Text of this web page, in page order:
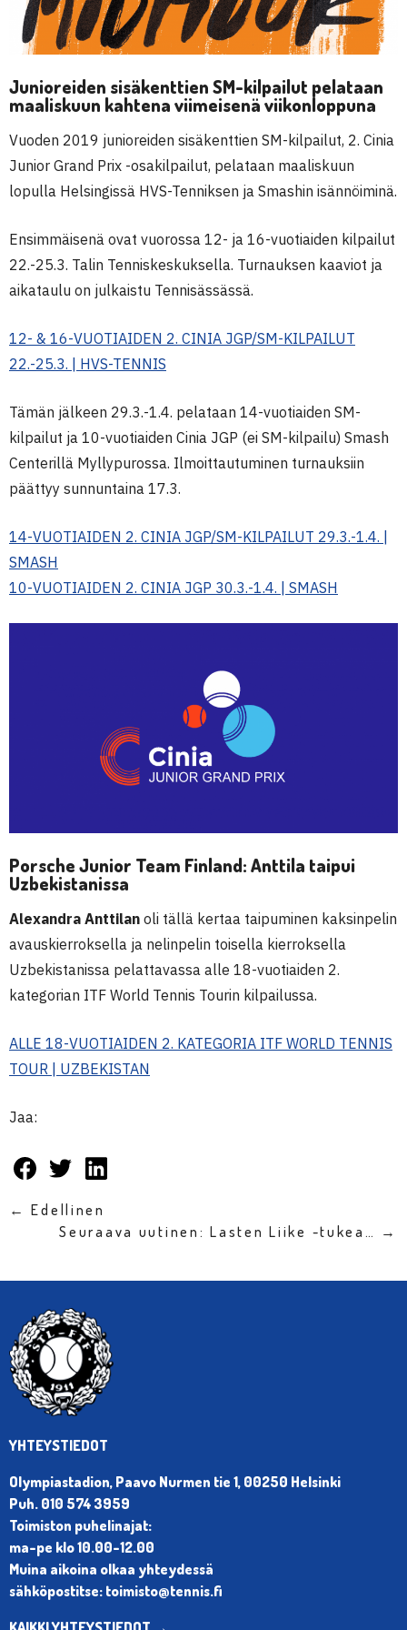
Junioreiden sisäkenttien SM-kilpailut pelataan
maaliskuun kahtena viimeisenä viikonloppuna
Vuoden 2019 junioreiden sisäkenttien SM-kilpailut, 2. Cinia
Junior Grand Prix -osakilpailut, pelataan maaliskuun
lopulla Helsingissä HVS-Tenniksen ja Smashin isännöiminä.
Ensimmäisenä ovat vuorossa 12- ja 16-vuotiaiden kilpailut
22.-25.3. Talin Tenniskeskuksella. Turnauksen kaaviot ja
aikataulu on julkaistu Tennisässässä.
12- & 16-VUOTIAIDEN 2. CINIA JGP/SM-KILPAILUT
22.-25.3. | HVS-TENNIS
Tämän jälkeen 29.3.-1.4. pelataan 14-vuotiaiden SM-
kilpailut ja 10-vuotiaiden Cinia JGP (ei SM-kilpailu) Smash
Centerillä Myllypurossa. Ilmoittautuminen turnauksiin
päättyy sunnuntaina 17.3.
14-VUOTIAIDEN 2. CINIA JGP/SM-KILPAILUT 29.3.-1.4. |
SMASH
10-VUOTIAIDEN 2. CINIA JGP 30.3.-1.4. | SMASH
Porsche Junior Team Finland: Anttila taipui
Uzbekistanissa
Alexandra Anttilan oli tällä kertaa taipuminen kaksinpelin
avauskierroksella ja nelinpelin toisella kierroksella
Uzbekistanissa pelattavassa alle 18-vuotiaiden 2.
kategorian ITF World Tennis Tourin kilpailussa.
ALLE 18-VUOTIAIDEN 2. KATEGORIA ITF WORLD TENNIS
TOUR | UZBEKISTAN
Jaa:
← Edellinen
Seuraava uutinen: Lasten Liike -tukea… →
YHTEYSTIEDOT
Olympiastadion, Paavo Nurmen tie 1, 00250 Helsinki
Puh. 010 574 3959
Toimiston puhelinajat:
ma-pe klo 10.00-12.00
Muina aikoina olkaa yhteydessä
sähköpostitse: toimisto@tennis.fi